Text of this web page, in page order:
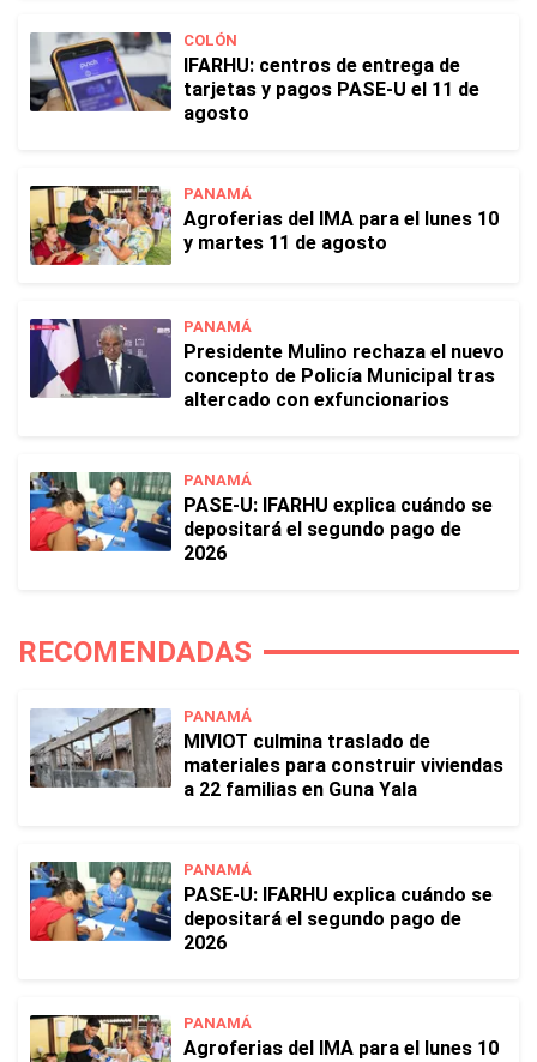
COLÓN
IFARHU: centros de entrega de
tarjetas y pagos PASE-U el 11 de
agosto
PANAMÁ
Agroferias del IMA para el lunes 10
y martes 11 de agosto
PANAMÁ
Presidente Mulino rechaza el nuevo
concepto de Policía Municipal tras
altercado con exfuncionarios
PANAMÁ
PASE-U: IFARHU explica cuándo se
depositará el segundo pago de
2026
RECOMENDADAS
PANAMÁ
MIVIOT culmina traslado de
materiales para construir viviendas
a 22 familias en Guna Yala
PANAMÁ
PASE-U: IFARHU explica cuándo se
depositará el segundo pago de
2026
PANAMÁ
Agroferias del IMA para el lunes 10